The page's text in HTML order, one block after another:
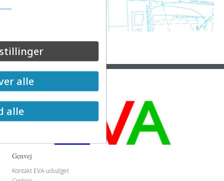
Læs mere
Genvej
Kontakt EVA-udvalget
alle
alle